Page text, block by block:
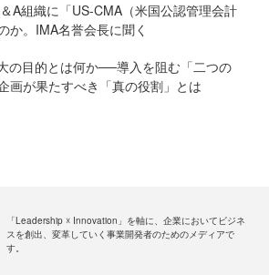
A組織に「US-CMA（米国公認管理会計
か。IMA名誉会長に聞く
の目的とは何か──導入を阻む「二つの
画が果たすべき「真の役割」とは
「Leadership ☓ Innovation」を軸に、企業においてビジネ
スを創出、変革していく事業開発者のためのメディアで
す。